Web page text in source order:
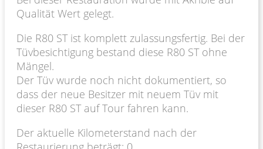
Qualität Wert gelegt.
Die R80 ST ist komplett zulassungsfertig. Bei der
Tüvbesichtigung bestand diese R80 ST ohne
Mängel.
Der Tüv wurde noch nicht dokumentiert, so
dass der neue Besitzer mit neuem Tüv mit
dieser R80 ST auf Tour fahren kann.
Der aktuelle Kilometerstand nach der